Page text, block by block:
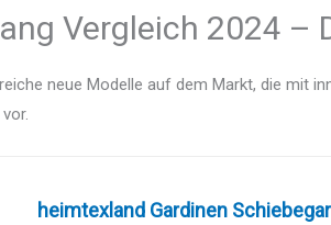
Vergleich 2024 –
neue Modelle auf dem Markt, die mit
heimtexland Gardinen